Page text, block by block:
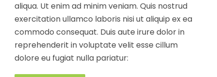
aliqua. Ut enim ad minim veniam. Quis nostrud
exercitation ullamco laboris nisi ut aliquip ex ea
commodo consequat. Duis aute irure dolor in
reprehenderit in voluptate velit esse cillum
dolore eu fugiat nulla pariatur: